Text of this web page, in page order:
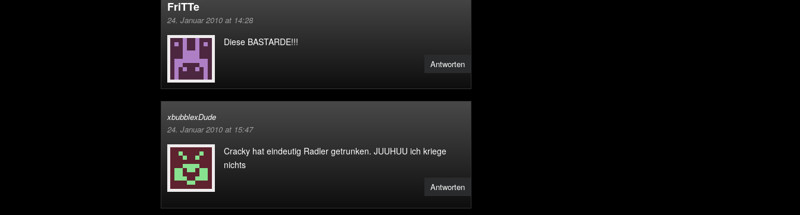
FriTTe
24. Januar 2010 at 14:28
Diese BASTARDE!!!
Antworten
xbubblexDude
24. Januar 2010 at 15:47
Cracky hat eindeutig Radler getrunken. JUUHUU ich kriege
nichts
Antworten